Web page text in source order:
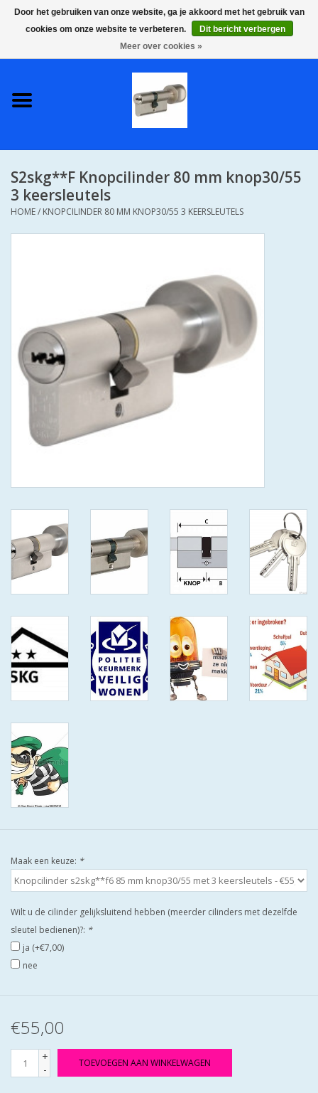
0 Artikelen - €0,00
S2 COMPLETE VEILIGE
SKG**
IEDERE GEWENSTE MAAT MET
S2 CILINDERSLOTEN IN IEDERE
GEWENSTE MAAT MET
KEERSLEUTEL
(GAATJES)VEILIGE
GENUMMERDE SLEUTELS
ISEO F 6 EXTRA S
VEILIGE SLEUTELS SKG***
ISEO F 6 EXTRA S
ANTIKERNTREK IN IEDERE
ISEO F9 ANTIKERNTREK IN
IEDERE GEWENSTE MAAT MET
GEWONE SLEUTELS MET
CERTIFICAAT SKG***
BOLD ELECTRONISCHE
CILINDERS OPEN JE SLOT MET
TELEFOON OF CLICKER WIFI
AFSTAND.
DEURSCHILDEN VOOR
BUITEN
waakborden
S2skg**F Knopcilinder 80 mm knop30/55
3 keersleutels
HOME/ KNOPCILINDER 80 MM KNOP30/55 3 KEERSLEUTELS
Maak een keuze: *
Wilt u de cilinder gelijksluitend hebben (meerder cilinders met dezelfde
sleutel bedienen)?: *
ja (+€7,00)
nee
€55,00
+
-
TOEVOEGEN AAN WINKELWAGEN
Door het gebruiken van onze website, ga je akkoord met het gebruik van
cookies om onze website te verbeteren.
Dit bericht verbergen
Meer over cookies »